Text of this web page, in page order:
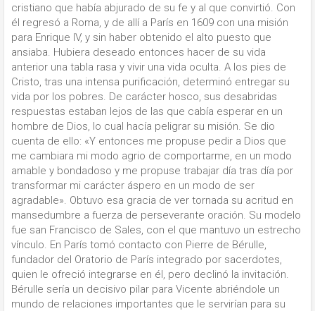
cristiano que había abjurado de su fe y al que convirtió. Con
él regresó a Roma, y de allí a París en 1609 con una misión
para Enrique IV, y sin haber obtenido el alto puesto que
ansiaba. Hubiera deseado entonces hacer de su vida
anterior una tabla rasa y vivir una vida oculta. A los pies de
Cristo, tras una intensa purificación, determinó entregar su
vida por los pobres. De carácter hosco, sus desabridas
respuestas estaban lejos de las que cabía esperar en un
hombre de Dios, lo cual hacía peligrar su misión. Se dio
cuenta de ello: «Y entonces me propuse pedir a Dios que
me cambiara mi modo agrio de comportarme, en un modo
amable y bondadoso y me propuse trabajar día tras día por
transformar mi carácter áspero en un modo de ser
agradable». Obtuvo esa gracia de ver tornada su acritud en
mansedumbre a fuerza de perseverante oración. Su modelo
fue san Francisco de Sales, con el que mantuvo un estrecho
vínculo. En París tomó contacto con Pierre de Bérulle,
fundador del Oratorio de París integrado por sacerdotes,
quien le ofreció integrarse en él, pero declinó la invitación.
Bérulle sería un decisivo pilar para Vicente abriéndole un
mundo de relaciones importantes que le servirían para su